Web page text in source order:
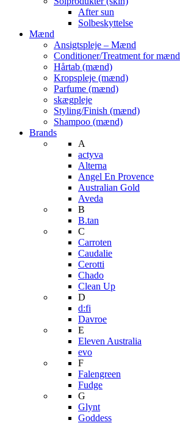
After sun
Solbeskyttelse
Mænd
Ansigtspleje – Mænd
Conditioner/Treatment for mænd
Hårtab (mænd)
Kropspleje (mænd)
Parfume (mænd)
skægpleje
Styling/Finish (mænd)
Shampoo (mænd)
Brands
A
actyva
Alterna
Angel En Provence
Australian Gold
Aveda
B
B.tan
C
Carroten
Caudalie
Cerotti
Chado
Clean Up
D
d:fi
Davroe
E
Eleven Australia
evo
F
Falengreen
Fudge
G
Glynt
Goddess